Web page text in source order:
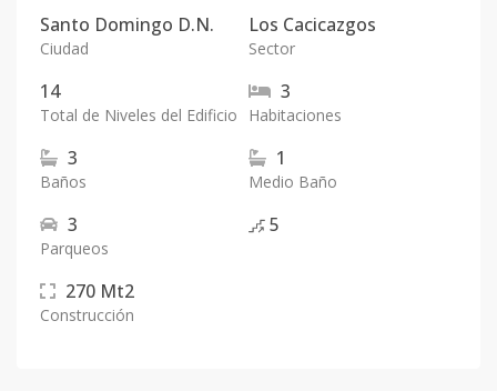
Santo Domingo D.N.
Ciudad
Los Cacicazgos
Sector
14
Total de Niveles del Edificio
3
Habitaciones
3
Baños
1
Medio Baño
3
Parqueos
5
270 Mt2
Construcción